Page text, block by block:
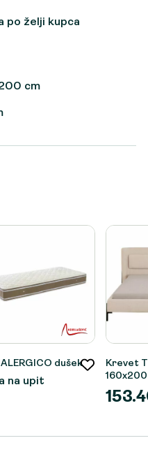
po želji kupca
cm
dušek
na upit
Krevet